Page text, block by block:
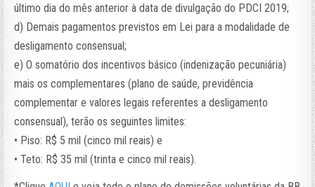
último dia do mês anterior à data de divulgação do PDCI 2019;
d) Demais pagamentos previstos em Lei para a modalidade de
desligamento consensual;
e) O somatório dos incentivos básico (indenização pecuniária)
mais os complementares (plano de saúde, previdência
complementar e valores legais referentes a desligamento
consensual), terão os seguintes limites:
• Piso: R$ 5 mil (cinco mil reais) e
• Teto: R$ 35 mil (trinta e cinco mil reais).